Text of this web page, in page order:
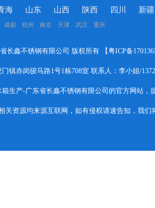
海 山东 山西 陕西 四川 新疆
都 杭州 南京 天津 武汉 重庆
长鑫不锈钢有限公司 版权所有 【粤ICP备
镇赤岗骏马路1号1栋708室 联系人：李小姐/
生产-广东省长鑫不锈钢有限公司的官方网站，
关资源均来源互联网，如有侵权请速告知，我们